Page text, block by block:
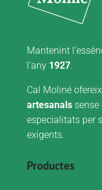
Mantenint
l’any 1927.
Cal Moliné
artesanalssense
especialitats per
exigents.
Productes